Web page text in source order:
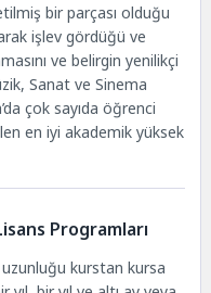
bir parçası olduğu
işlev gördüğü ve
ve belirgin yenilikçi
Sanat ve Sinema
çok sayıda öğrenci
en iyi akademik yüksek
Programları
kurstan kursa